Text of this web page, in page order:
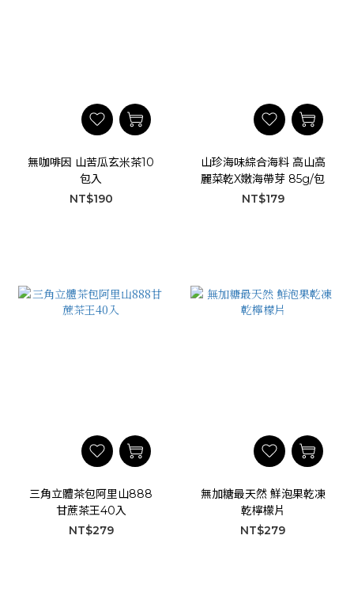
無咖啡因 山苦瓜玄米茶10
包入
NT$190
山珍海味綜合海料 高山高
麗菜乾X嫩海帶芽 85g/包
NT$179
三角立體茶包阿里山888
甘蔗茶王40入
NT$279
無加糖最天然 鮮泡果乾凍
乾檸檬片
NT$279